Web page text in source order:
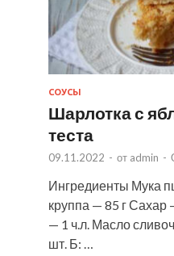
СОУСЫ
Шарлотка с
теста
09.11.2022 - от admin -
Ингредиенты Мука
круппа — 85 г Сахар
— 1 ч.л. Масло
шт. Б: …